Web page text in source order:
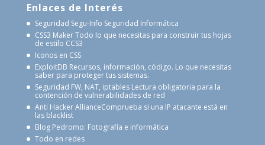
Enlaces de Interés
Seguridad Segu-Info Seguridad Informática
CSS3 MakerTodo lo que necesitas para construir tus hojas
de estilo CCS3
Iconos en CSS
ExploitDB Recursos, información, código. Lo que necesitas
saber para proteger tus sistemas.
Seguridad FW, NAT, iptablesLectura obligatoria para la
contención de vulnerabilidades de red
Anti Hacker AllianceComprueba si una IP atacante está en
las blacklist
Blog Pedromo: Fotografía e informática
Todo en redes